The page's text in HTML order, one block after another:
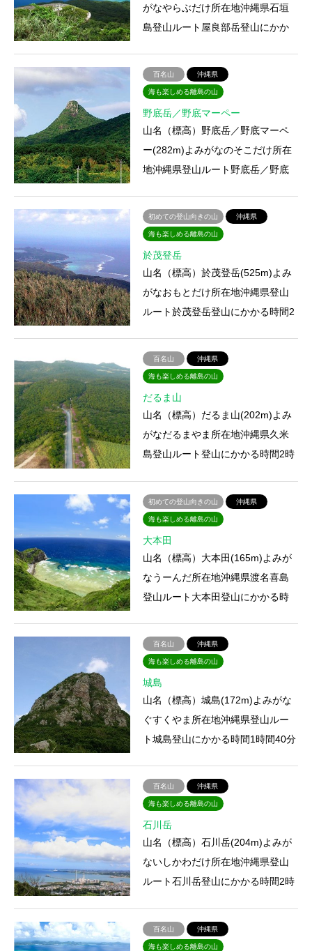
がなやらぶだけ所在地沖縄県石垣
島登山ルート屋良部岳登山にかか
設・山小屋・温泉特徴石垣島の…
百名山 沖縄県
海も楽しめる離島の山
野底岳／野底マーペー
山名（標高）野底岳／野底マーペ
ー(282m)よみがなのそこだけ所在
地沖縄県登山ルート野底岳／野底
分アクセス宿泊施設・山小屋…
初めての登山向きの山 沖縄県
海も楽しめる離島の山
於茂登岳
山名（標高）於茂登岳(525m)よみ
がなおもとだけ所在地沖縄県登山
ルート於茂登岳登山にかかる時間2
屋・温泉特徴沖縄県の最高峰…
百名山 沖縄県
海も楽しめる離島の山
だるま山
山名（標高）だるま山(202m)よみ
がなだるまやま所在地沖縄県久米
島登山ルート登山にかかる時間2時
屋・温泉特徴久米島は沖縄本島…
初めての登山向きの山 沖縄県
海も楽しめる離島の山
大本田
山名（標高）大本田(165m)よみが
なうーんだ所在地沖縄県渡名喜島
登山ルート大本田登山にかかる時
小屋・温泉特徴渡名喜島は那…
百名山 沖縄県
海も楽しめる離島の山
城島
山名（標高）城島(172m)よみがな
ぐすくやま所在地沖縄県登山ルー
ト城島登山にかかる時間1時間40分
特徴沖縄本島北部の本部半島…
百名山 沖縄県
海も楽しめる離島の山
石川岳
山名（標高）石川岳(204m)よみが
ないしかわだけ所在地沖縄県登山
ルート石川岳登山にかかる時間2時
屋・温泉特徴登山コースは整備…
百名山 沖縄県
海も楽しめる離島の山